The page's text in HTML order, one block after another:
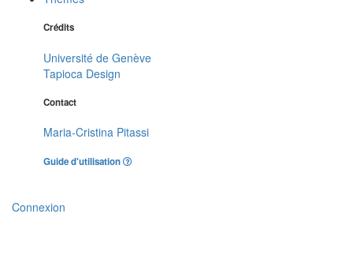
Crédits
Université de Genève
Tapioca Design
Contact
Maria-Cristina Pitassi
Guide d'utilisation
Connexion